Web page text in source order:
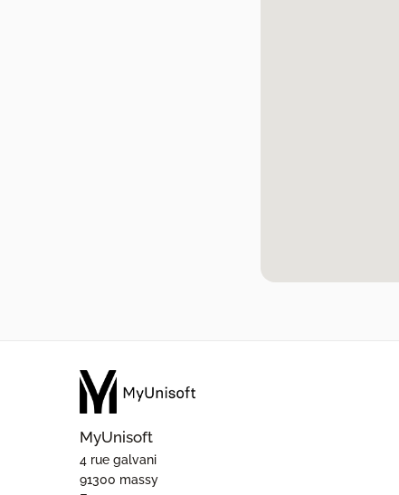
MyUnisoft
4 rue galvani
91300 massy